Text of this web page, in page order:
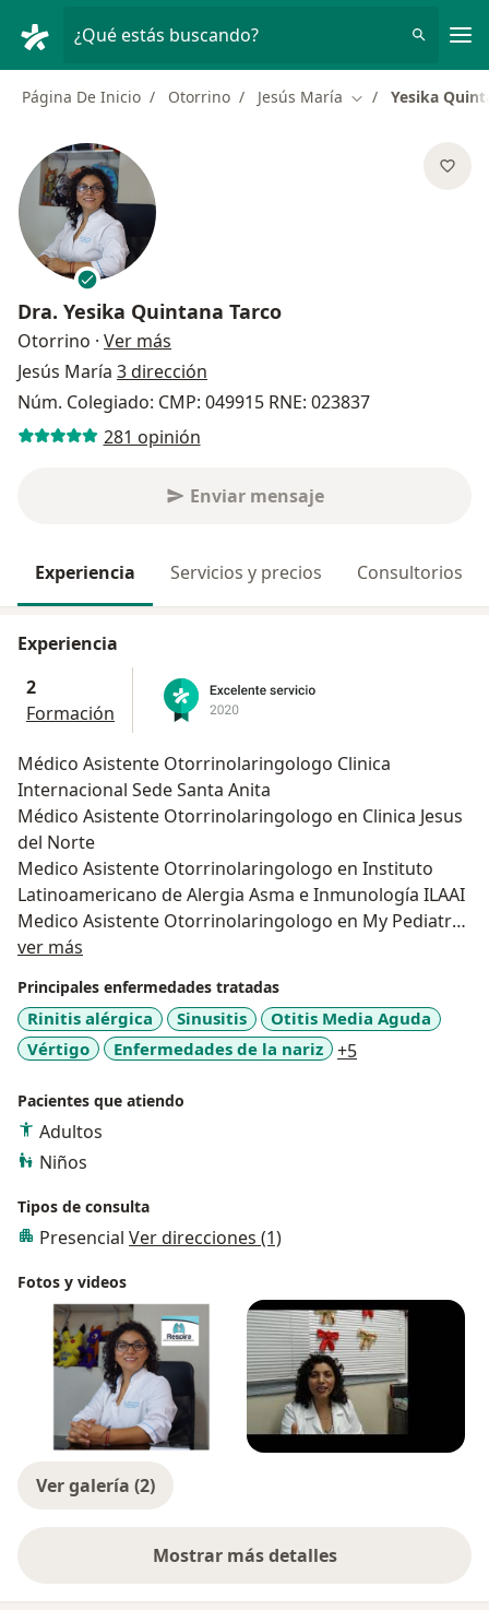
¿Qué estás buscando?
Página De Inicio Otorrino Jesús María Cambiar de ciudad
Yesika
Dra. Yesika Quintana Tarco
Otorrino · Ver más
Jesús María 3 dirección
Núm. Colegiado: CMP: 049915 RNE: 023837
281 opinión
Enviar mensaje
Experiencia Servicios y precios Consultorios
Experiencia
2
Formación
Médico Asistente Otorrinolaringologo Clinica
Internacional Sede Santa Anita
Médico Asistente Otorrinolaringologo en Clinica Jesus
del Norte
Medico Asistente Otorrinolaringologo en Instituto
Latinoamericano de Alergia Asma e Inmunología ILAAI
Medico Asistente Otorrinolaringologo en My Pediatra
y Yo
Limatambo
ver más
Principales enfermedades tratadas
Rinitis alérgica Sinusitis
Otitis Media Aguda
Vértigo
Enfermedades de la nariz +5
Pacientes que atiendo
Adultos
Niños
Tipos de consulta
Presencial Ver direcciones (1)
Fotos y videos
Ver galería (2)
Mostrar más detalles
sobre la experiencia